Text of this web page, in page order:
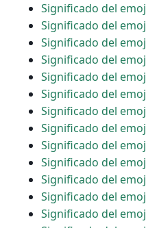
Significado del
Significado del
Significado del
Significado del
Significado del
Significado del
Significado del
Significado del
Significado del
Significado del
Significado del
Significado del
Significado del